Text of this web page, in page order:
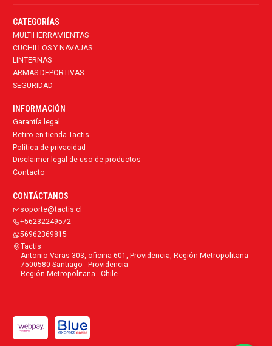
CATEGORÍAS
MULTIHERRAMIENTAS
CUCHILLOS Y NAVAJAS
LINTERNAS
ARMAS DEPORTIVAS
SEGURIDAD
INFORMACIÓN
Garantía legal
Retiro en tienda Tactis
Política de privacidad
Disclaimer legal de uso de productos
Contacto
CONTÁCTANOS
soporte@tactis.cl
+56232249572
56962369815
Tactis
Antonio Varas 303, oficina 601, Providencia, Región Metropolitana
7500580 Santiago - Providencia
Región Metropolitana - Chile